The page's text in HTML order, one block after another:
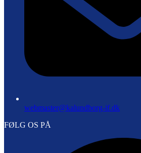
webmaster@kalundborg-if.dk
FØLG OS PÅ